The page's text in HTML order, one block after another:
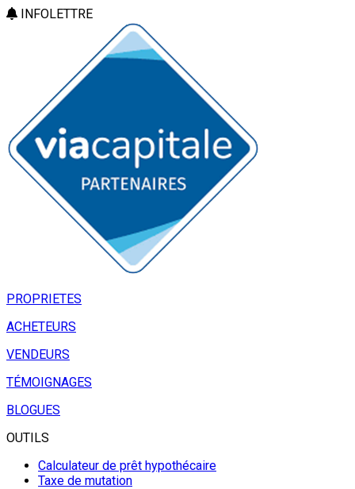
INFOLETTRE
PROPRIETES
ACHETEURS
VENDEURS
TÉMOIGNAGES
BLOGUES
OUTILS
Calculateur de prêt hypothécaire
Taxe de mutation